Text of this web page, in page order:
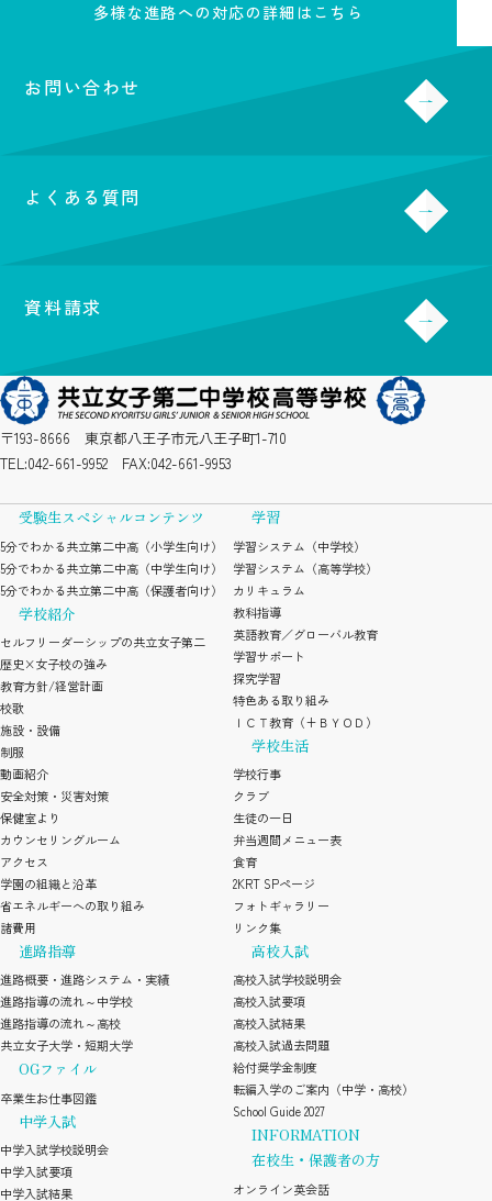
多様な進路への対応の詳細はこちら
お問い合わせ
よくある質問
資料請求
〒193-8666 東京都八王子市元八王子町1-710
TEL:042-661-9952 FAX:042-661-9953
受験生スペシャルコンテンツ
5分でわかる共立第二中高（小学生向け）
5分でわかる共立第二中高（中学生向け）
5分でわかる共立第二中高（保護者向け）
学校紹介
セルフリーダーシップの共立女子第二
歴史×女子校の強み
教育方針/経営計画
校歌
施設・設備
制服
動画紹介
安全対策・災害対策
保健室より
カウンセリングルーム
アクセス
学園の組織と沿革
省エネルギーへの取り組み
諸費用
学習
学習システム（中学校）
学習システム（高等学校）
カリキュラム
教科指導
英語教育／グローバル教育
学習サポート
探究学習
特色ある取り組み
ＩＣＴ教育（+ＢＹＯＤ）
学校生活
学校行事
クラブ
生徒の一日
弁当週間メニュー表
食育
2KRT SPページ
フォトギャラリー
リンク集
進路指導
進路概要・進路システム・実績
進路指導の流れ～中学校
進路指導の流れ～高校
共立女子大学・短期大学
OGファイル
卒業生お仕事図鑑
中学入試
中学入試学校説明会
中学入試要項
中学入試結果
高校入試
高校入試学校説明会
高校入試要項
高校入試結果
高校入試過去問題
給付奨学金制度
転編入学のご案内（中学・高校）
School Guide 2027
INFORMATION
在校生・保護者の方
オンライン英会話